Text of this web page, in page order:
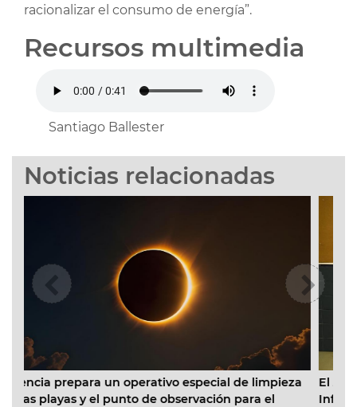
racionalizar el consumo de energía”.
Recursos multimedia
Santiago Ballester
Noticias relacionadas
especial de limpieza
de observación para el
El Ayuntamiento inicia la
Infantil Municipal Pardalets